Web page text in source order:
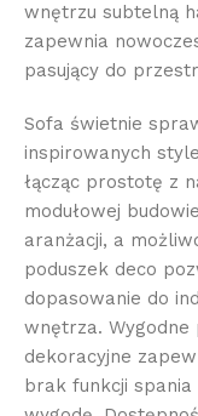
wnętrzu subtelną
zapewnia
pasujący do
Sofa świetnie
inspirowanych
łącząc prostotę z
modułowej
aranżacji, a
poduszek deco
dopasowanie do
wnętrza. Wygodne
dekoracyjne
brak funkcji spania